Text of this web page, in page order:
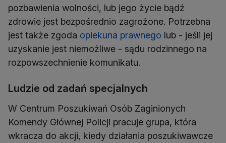
pozbawienia wolności, lub jego życie bądź
zdrowie jest bezpośrednio zagrożone. Potrzebna
jest także zgoda opiekuna prawnego lub - jeśli jej
uzyskanie jest niemożliwe - sądu rodzinnego na
rozpowszechnienie komunikatu.
Ludzie od zadań specjalnych
W Centrum Poszukiwań Osób Zaginionych
Komendy Głównej Policji pracuje grupa, która
wkracza do akcji, kiedy działania poszukiwawcze